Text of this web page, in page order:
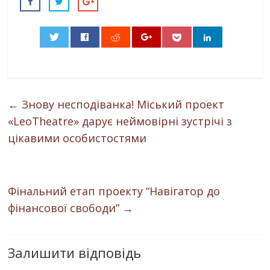
← Знову несподіванка! Міський проект
«LeoTheatre» дарує неймовірні зустрічі з
цікавими особистостями
Фінальний етап проекту “Навігатор до
фінансової свободи” →
Залишити відповідь